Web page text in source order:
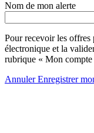
Nom de mon alerte
Pour recevoir les offres
électronique et la
rubrique « Mon compte
AnnulerEnregistrer